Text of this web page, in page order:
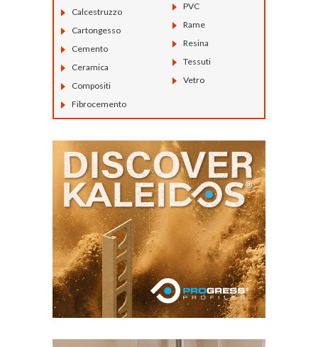
Calcestruzzo
Cartongesso
Cemento
Ceramica
Compositi
Fibrocemento
PVC
Rame
Resina
Tessuti
Vetro